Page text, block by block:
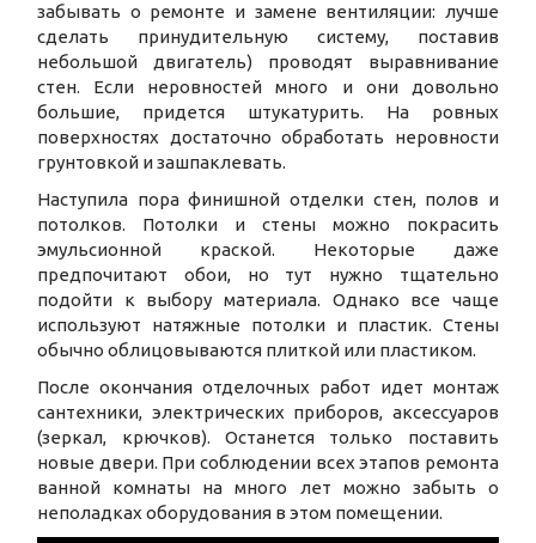
забывать о ремонте и замене вентиляции: лучше
сделать принудительную систему, поставив
небольшой двигатель) проводят выравнивание
стен. Если неровностей много и они довольно
большие, придется штукатурить. На ровных
поверхностях достаточно обработать неровности
грунтовкой и зашпаклевать.
Наступила пора финишной отделки стен, полов и
потолков. Потолки и стены можно покрасить
эмульсионной краской. Некоторые даже
предпочитают обои, но тут нужно тщательно
подойти к выбору материала. Однако все чаще
используют натяжные потолки и пластик. Стены
обычно облицовываются плиткой или пластиком.
После окончания отделочных работ идет монтаж
сантехники, электрических приборов, аксессуаров
(зеркал, крючков). Останется только поставить
новые двери. При соблюдении всех этапов ремонта
ванной комнаты на много лет можно забыть о
неполадках оборудования в этом помещении.